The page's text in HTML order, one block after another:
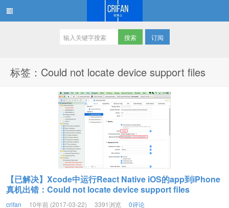
订阅
标签：Could not locate device support files
【已解决】Xcode中运行React Native iOS的app到iPhone
真机出错：Could not locate device support files
crifan 10年前 (2017-03-22) 3391浏览 0评论